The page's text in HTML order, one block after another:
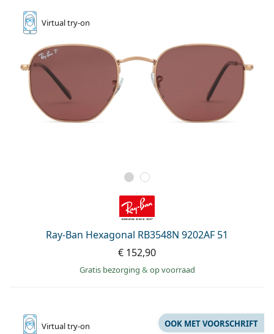
Virtualtry-on
Ray-Ban Hexagonal RB3548N 9202AF 51
€ 152,90
Gratis bezorging & op voorraad
Virtualtry-on OOK MET VOORSCHRIFT